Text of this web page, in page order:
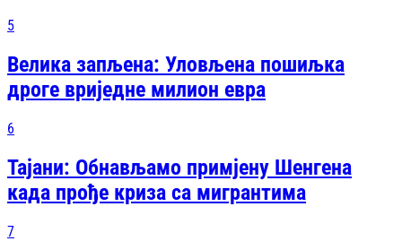
5
Велика запљена: Уловљена пошиљка
дроге вриједне милион евра
6
Тајани: Обнављамо примјену Шенгена
када прође криза са мигрантима
7